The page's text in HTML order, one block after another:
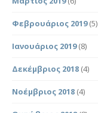
Φεβρουάριος 2019(5)
Ιανουάριος 2019(8)
Δεκέμβριος 2018 (4)
Νοέμβριος 2018 (4)